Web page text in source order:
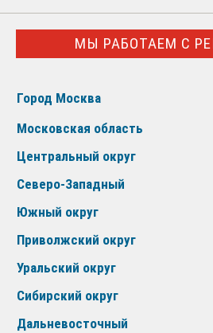
МЫ РАБОТАЕМ С
Город Москва
Московская область
Центральный округ
Северо-Западный
Южный округ
Приволжский округ
Уральский округ
Сибирский округ
Дальневосточный